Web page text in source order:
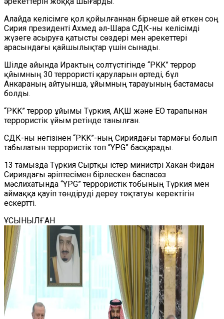
Алайда келісімге қол қойылғаннан бірнеше ай өткен соң
Сирия президенті Ахмед әл-Шара СДК-ны келісімді
жүзеге асыруға қатысты сөздері мен әрекеттері
арасындағы қайшылықтар үшін сынады.
Шілде айында Ирактың солтүстігінде “PKK” террор
қйымның 30 террористі қаруларын өртеді, бұл
Анкараның айтуынша, ұйымның тарауының бастамасы
болды.
“PKK” террор ұйымы Түркия, АҚШ және ЕО тарапынан
террористік ұйым ретінде танылған.
СДК-ны негізінен “PKK”-ның Сириядағы тармағы болып
табылатын террористік топ “YPG” басқарады.
13 тамызда Түркия Сыртқы істер министрі Хакан Фидан
Сириядағы әріптесімен бірлескен баспасөз
мәслихатында “YPG” террористік тобының Түркия мен
аймаққа қауіп төндіруді дереу тоқтатуы керектігін
ескертті.
ҰСЫНЫЛҒАН